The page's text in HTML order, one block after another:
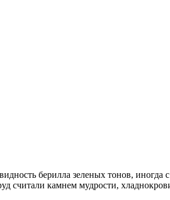
берилла зеленых тонов,
считали камнем мудрости,